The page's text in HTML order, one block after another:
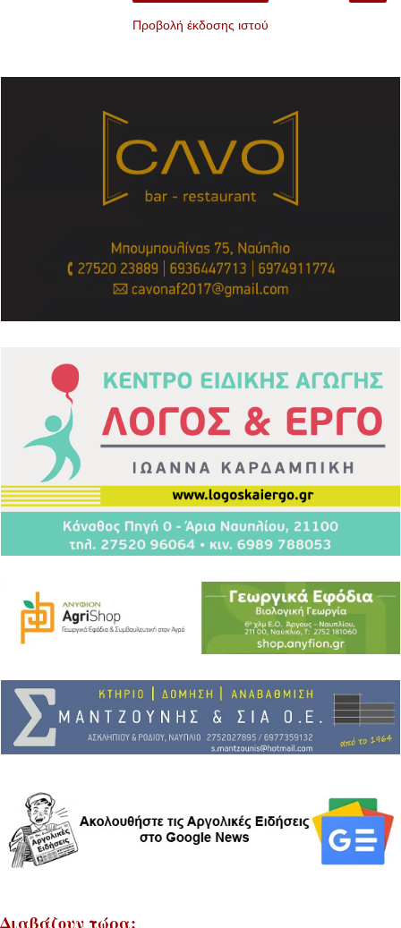
Προβολή έκδοσης ιστού
Διαβάζουν τώρα: